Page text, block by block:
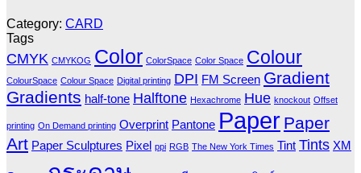
Category: CARD
Tags
CMYK CMYKOG Color ColorSpace Color Space Colour
ColourSpace Colour Space Digital printing DPI FM Screen Gradient
Gradients half-tone Halftone Hexachrome Hue knockout Offset
printing On Demand printing Overprint Pantone Paper Paper
Art Paper Sculptures Pixel ppi RGB The New York Times Tint Tints XM